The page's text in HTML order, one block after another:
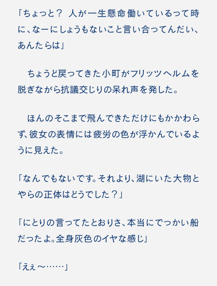
「ちょっと？ 人が一生懸命働いているって時
に、なーにしょうもないこと言い合ってんだい、
あんたらは」
ちょうど戻ってきた小町がフリッツヘルムを
脱ぎながら抗議交じりの呆れ声を発した。
ほんのそこまで飛んできただけにもかかわら
ず、彼女の表情には疲労の色が浮かんでいるよ
うに見えた。
「なんでもないです。それより、湖にいた大物と
やらの正体はどうでした？」
「にとりの言ってたとおりさ、本当にでっかい船
だったよ。全身灰色のイヤな感じ」
「えぇ～……」